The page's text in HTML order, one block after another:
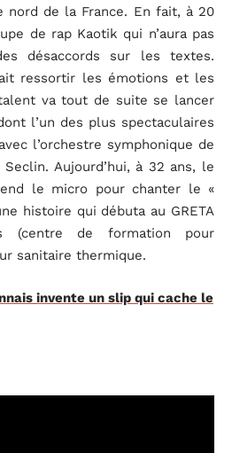
nord de la France. En fait, à 20
de rap Kaotik qui n’aura pas
désaccords sur les textes.
ressortir les émotions et les
va tout de suite se lancer
l’un des plus spectaculaires
l’orchestre symphonique de
Aujourd’hui, à 32 ans, le
le micro pour chanter le «
histoire qui débuta au GRETA
(centre de formation pour
sanitaire thermique.
invente un slip qui cache le